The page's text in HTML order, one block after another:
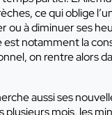
ce qui oblige
ou à diminuer ses
est notamment la
on rentre alors
aussi ses